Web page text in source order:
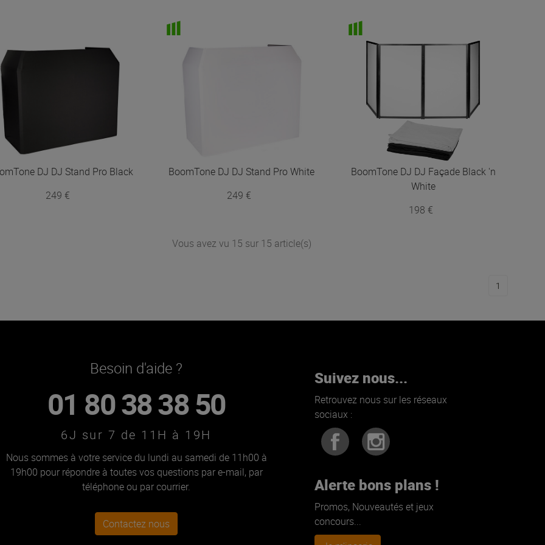
DJ DJ Stand Pro Black
249 €
BoomTone DJ DJ Stand Pro White
249 €
BoomTone DJ DJ Façade Black 'n
White
198 €
Vous avez vu 15 sur 15 article(s)
1
Besoin d'aide ?
01 80 38 38 50
6J sur 7 de 11H à 19H
Nous sommes à votre service du lundi au samedi de 11h00 à
19h00 pour répondre à toutes vos questions par e-mail, par
téléphone ou par courrier.
Contactez nous
Suivez nous...
Retrouvez nous sur les réseaux
sociaux :
Alerte bons plans !
Promos, Nouveautés et jeux
concours...